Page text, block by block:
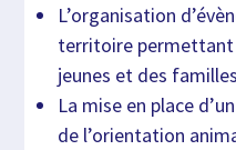
L’organisation
territoire permettant
jeunes et des
La mise en place
de l’orientation